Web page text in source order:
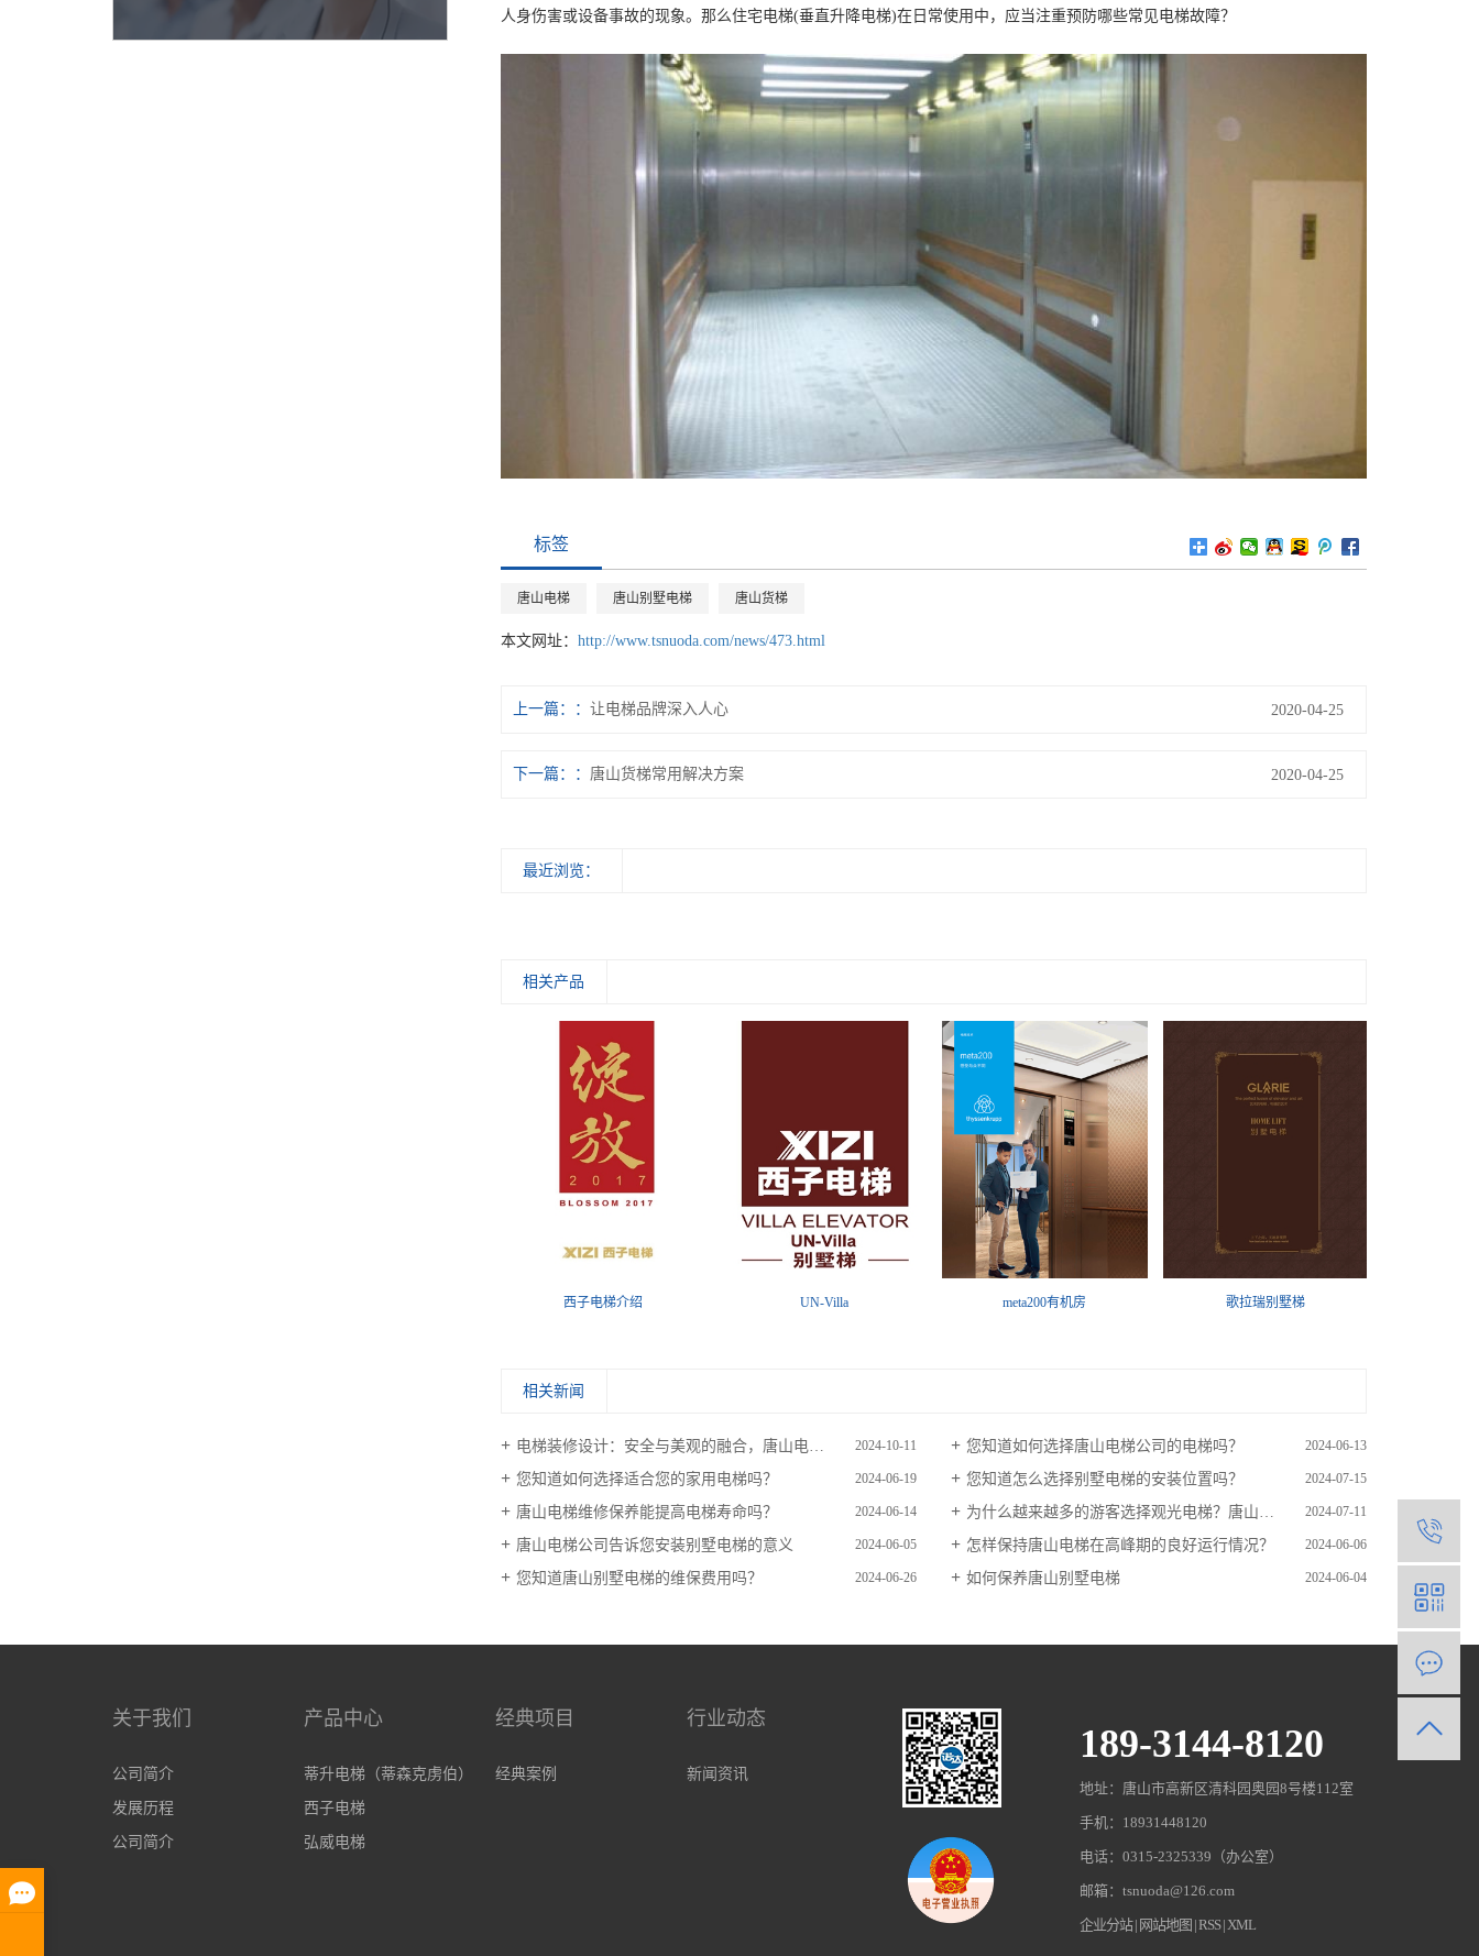
人身伤害或设备事故的现象。那么住宅电梯(垂直升降电梯)在日常使用中，应当注重预防哪些常见电梯故障？
标签
唐山电梯 唐山别墅电梯 唐山货梯
本文网址： http://www.tsnuoda.com/news/473.html
上一篇： 让电梯品牌深入人心 2020-04-25
下一篇： 唐山货梯常用解决方案 2020-04-25
最近浏览：
相关产品
西子电梯介绍 UN-Villa meta200有机房 歌拉瑞别墅梯
相关新闻
电梯装修设计：安全与美观的融合，唐山电梯生产厂家为您解答 2024-10-11 您知道如何选择唐山电梯公司的电梯吗？ 2024-06-13
您知道如何选择适合您的家用电梯吗？ 2024-06-19 您知道怎么选择别墅电梯的安装位置吗？ 2024-07-15
唐山电梯维修保养能提高电梯寿命吗？ 2024-06-14 为什么越来越多的游客选择观光电梯？唐山观光电梯带您一起了解 2024-07-11
唐山电梯公司告诉您安装别墅电梯的意义 2024-06-05 怎样保持唐山电梯在高峰期的良好运行情况？ 2024-06-06
您知道唐山别墅电梯的维保费用吗？ 2024-06-26 如何保养唐山别墅电梯 2024-06-04
关于我们
公司简介
发展历程
公司简介
产品中心
蒂升电梯（蒂森克虏伯）
西子电梯
弘威电梯
经典项目
经典案例
行业动态
新闻资讯
189-3144-8120
地址：唐山市高新区清科园奥园8号楼112室
手机：18931448120
电话：0315-2325339（办公室）
邮箱：tsnuoda@126.com
企业分站| 网站地图 |RSS|XML